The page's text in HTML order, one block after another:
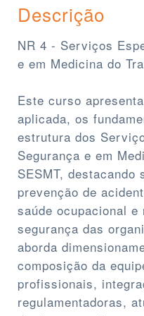
Descrição
NR 4 - Serviços
e em Medicina do
Este curso
aplicada, os
estrutura dos
Segurança e em
SESMT,
prevenção de
saúde ocupacional
segurança das
aborda
composição da
profissionais,
regulamentadoras,